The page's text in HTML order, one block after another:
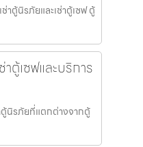
าตู้นิรภัยและเช่าตู้เซฟ ตู้
ตู้เซฟและบริการ
ตู้นิรภัยที่แตกต่างจากตู้